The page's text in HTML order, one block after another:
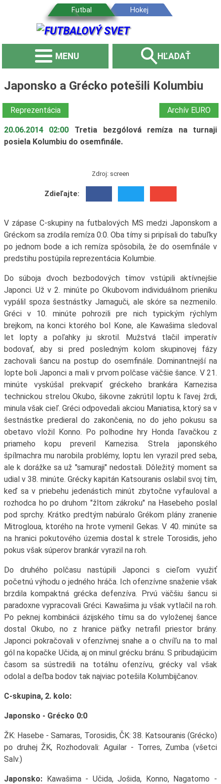
MENU HĽADAŤ
Japonsko a Grécko potešili Kolumbiu
Reprezentácia Archív EURO
20.06.2014 02:00
Tretia bezgólová remíza na turnaji
posiela Kolumbiu do osemfinále.
Zdroj: screen
Zdieľajte:
V zápase C-skupiny na futbalových MS medzi Japonskom a
Gréckom sa zrodila remíza 0:0. Oba tímy si pripísali do tabuľky
po jednom bode a ich remíza spôsobila, že do osemfinále v
predstihu postúpila reprezentácia Kolumbie.
Do súboja dvoch bezbodových tímov vstúpili aktívnejšie
Japonci. Už v 2. minúte po Okubovom individuálnom prieniku
vypálil spoza šestnástky Jamaguči, ale skóre sa nezmenilo.
Gréci v 10. minúte pohrozili pre nich typickým rýchlym
brejkom, na konci ktorého bol Kone, ale Kawašima sledoval
let lopty a poľahky ju skrotil. Mužstvá tlačil imperatív
bodovať, aby si pred posledným kolom skupinovej fázy
zachovali šancu na postup do osemfinále. Dominantnejší na
lopte boli Japonci a mali v prvom polčase väčšie šance. V 21.
minúte vyskúšal prekvapiť gréckeho brankára Karnezisa
technickou strelou Okubo, šikovne zakrútil loptu k ľavej žrdi,
minula však cieľ. Gréci odpovedali akciou Maniatisa, ktorý sa v
šestnástke predieral do zakončenia, no do jeho pokusu sa
obetavo vložil Konno. Po polhodine hry Honda ľavačkou z
priameho kopu preveril Karnezisa. Strela japonského
špílmachra mu narobila problémy, loptu len vyrazil pred seba,
ale k dorážke sa už "samuraji" nedostali. Dôležitý moment sa
udial v 38. minúte. Grécky kapitán Katsouranis oslabil svoj tím,
keď sa v priebehu jedenástich minút zbytočne vyfauloval a
rozhodca ho po druhom "žltom zákroku" na Hasebeho poslal
pod sprchy. Krátko predtým nabúralo Grékom plány zranenie
Mitrogloua, ktorého na hrote vymenil Gekas. V 40. minúte sa
na hranici pokutového územia dostal k strele Torosidis, jeho
pokus však súperov brankár vyrazil na roh.
Do druhého polčasu nastúpili Japonci s cieľom využiť
početnú výhodu o jedného hráča. Ich ofenzívne snaženie však
brzdila kompaktná grécka defenzíva. Prvú väčšiu šancu si
paradoxne vypracovali Gréci. Kawašima ju však vytlačil na roh.
Po peknej kombinácii ázijského tímu sa do vyloženej šance
dostal Okubo, no z hranice päťky netrafil priestor brány.
Japonci pokračovali v ofenzívnej snahe a o chvíľu na to mal
gól na kopačke Učida, aj on minul grécku bránu. S pribudajúcim
časom sa sústredili na totálnu ofenzívu, grécky val však
odolal a deľba bodov tak najviac potešila Kolumbijčanov.
C-skupina, 2. kolo:
Japonsko - Grécko 0:0
ŽK: Hasebe - Samaras, Torosidis, ČK: 38. Katsouranis (Grécko)
po druhej ŽK, Rozhodovali: Aguilar - Torres, Zumba (všetci
Salv.)
Japonsko:Kawašima - Učida, Jošida, Konno, Nagatomo -